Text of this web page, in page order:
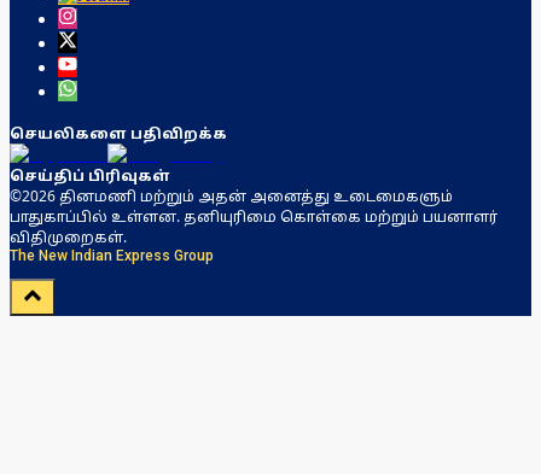
செயலிகளை பதிவிறக்க
செய்திப் பிரிவுகள்
©2026 தினமணி மற்றும் அதன் அனைத்து உடைமைகளும்
பாதுகாப்பில் உள்ளன. தனியுரிமை கொள்கை மற்றும் பயனாளர்
விதிமுறைகள்.
The New Indian Express Group